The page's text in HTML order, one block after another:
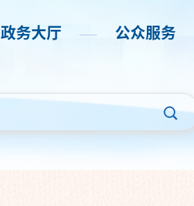
政务大厅 —— 公众服务